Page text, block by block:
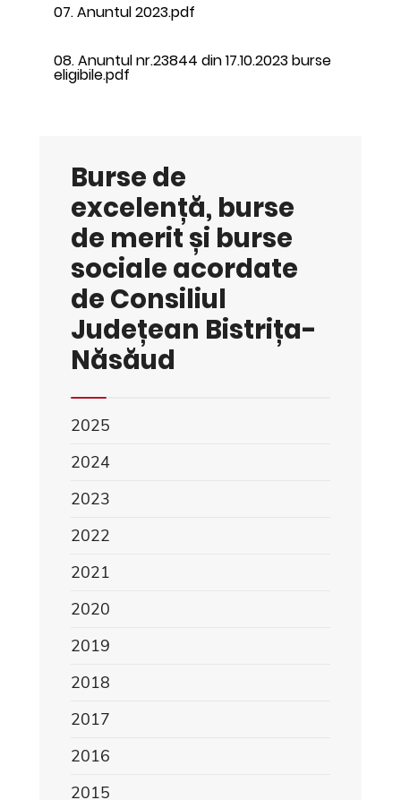
07. Anuntul 2023.pdf
08. Anuntul nr.23844 din 17.10.2023 burse
eligibile.pdf
Burse de
excelență, burse
de merit și burse
sociale acordate
de Consiliul
Județean Bistrița-
Năsăud
2025
2024
2023
2022
2021
2020
2019
2018
2017
2016
2015